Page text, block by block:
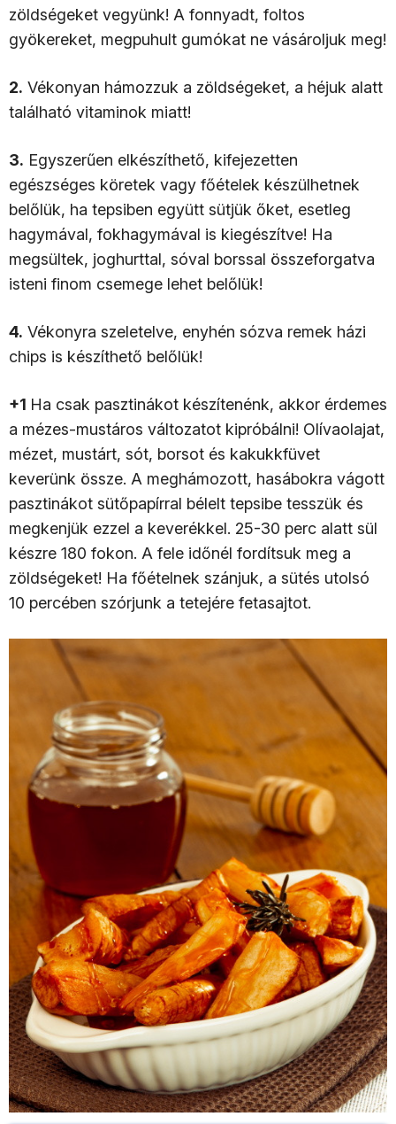
zöldségeket vegyünk! A fonnyadt, foltos
gyökereket, megpuhult gumókat ne vásároljuk meg!
2. Vékonyan hámozzuk a zöldségeket, a héjuk alatt
található vitaminok miatt!
3. Egyszerűen elkészíthető, kifejezetten
egészséges köretek vagy főételek készülhetnek
belőlük, ha tepsiben együtt sütjük őket, esetleg
hagymával, fokhagymával is kiegészítve! Ha
megsültek, joghurttal, sóval borssal összeforgatva
isteni finom csemege lehet belőlük!
4. Vékonyra szeletelve, enyhén sózva remek házi
chips is készíthető belőlük!
+1 Ha csak pasztinákot készítenénk, akkor érdemes
a mézes-mustáros változatot kipróbálni! Olívaolajat,
mézet, mustárt, sót, borsot és kakukkfüvet
keverünk össze. A meghámozott, hasábokra vágott
pasztinákot sütőpapírral bélelt tepsibe tesszük és
megkenjük ezzel a keverékkel. 25-30 perc alatt sül
készre 180 fokon. A fele időnél fordítsuk meg a
zöldségeket! Ha főételnek szánjuk, a sütés utolsó
10 percében szórjunk a tetejére fetasajtot.